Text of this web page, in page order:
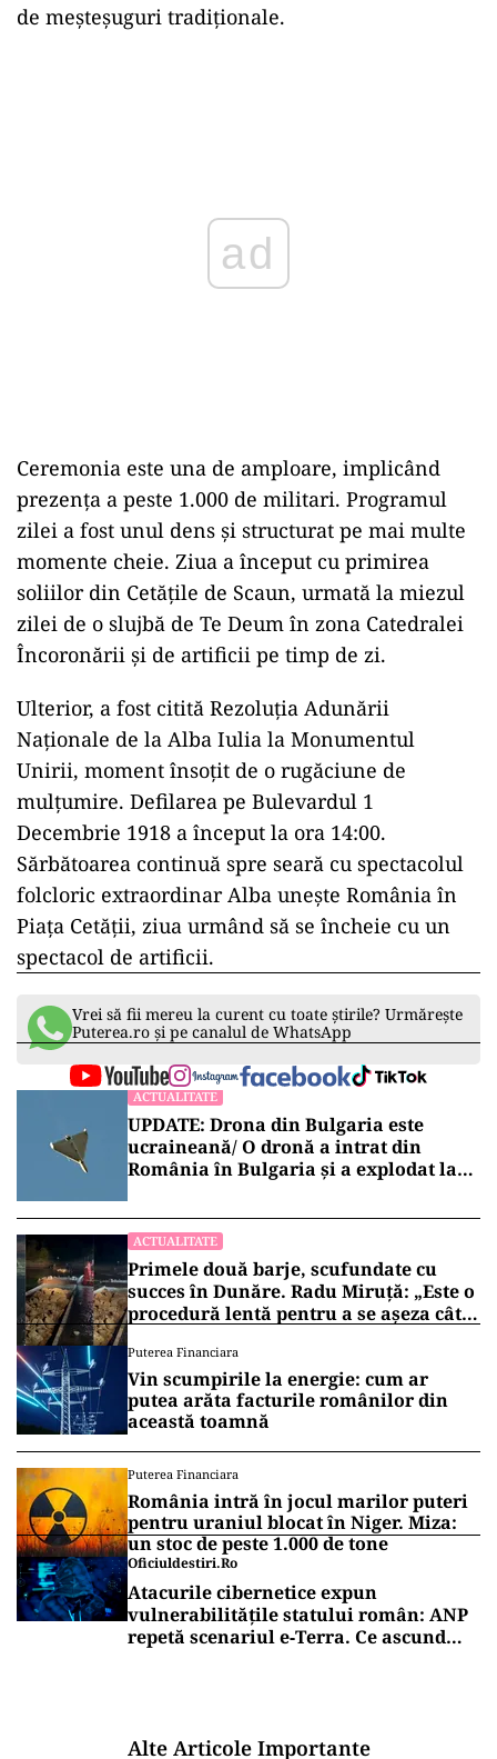
de meșteșuguri tradiționale.
ad
Ceremonia este una de amploare, implicând
prezența a peste 1.000 de militari. Programul
zilei a fost unul dens și structurat pe mai multe
momente cheie. Ziua a început cu primirea
soliilor din Cetățile de Scaun, urmată la miezul
zilei de o slujbă de Te Deum în zona Catedralei
Încoronării și de artificii pe timp de zi.
Ulterior, a fost citită Rezoluția Adunării
Naționale de la Alba Iulia la Monumentul
Unirii, moment însoțit de o rugăciune de
mulțumire. Defilarea pe Bulevardul 1
Decembrie 1918 a început la ora 14:00.
Sărbătoarea continuă spre seară cu spectacolul
folcloric extraordinar Alba unește România în
Piața Cetății, ziua urmând să se încheie cu un
spectacol de artificii.
Vrei să fii mereu la curent cu toate știrile? Urmărește
Puterea.ro și pe canalul de WhatsApp
ACTUALITATE
UPDATE: Drona din Bulgaria este
ucraineană/ O dronă a intrat din
România în Bulgaria şi a explodat la
ACTUALITATE
Primele două barje, scufundate cu
succes în Dunăre. Radu Miruță: „Este o
procedură lentă pentru a se așeza cât
Puterea Financiara
Vin scumpirile la energie: cum ar
putea arăta facturile românilor din
această toamnă
Puterea Financiara
România intră în jocul marilor puteri
pentru uraniul blocat în Niger. Miza:
un stoc de peste 1.000 de tone
Oficiuldestiri.ro
Atacurile cibernetice expun
vulnerabilitățile statului român: ANP
repetă scenariul e‑Terra. Ce ascund
Alte Articole Importante